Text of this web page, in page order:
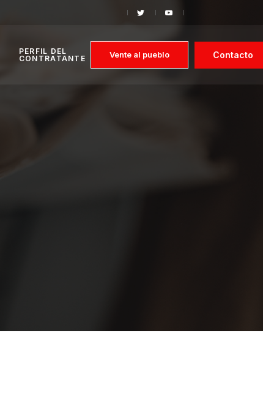
PERFIL DEL
CONTRATANTE
Vente al pueblo Contacto